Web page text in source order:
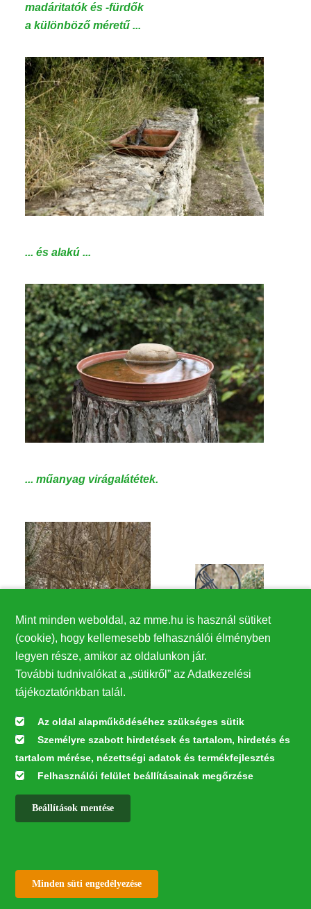
madáritatók és -fürdők
a különböző méretű ...
... és alakú ...
... műanyag virágalátétek.
Az itatónak nem kell
feltétlenül a talajon lennie,
tehetjük fatuskóra,
Mint minden weboldal, az mme.hu is használ sütiket
(cookie), hogy kellemesebb felhasználói élményben
legyen része, amikor az oldalunkon jár.
További tudnivalókat a „sütikről” az Adatkezelési
tájékoztatónkban talál.
Az oldal alapműködéséhez szükséges sütik
Személyre szabott hirdetések és tartalom, hirdetés és
tartalom mérése, nézettségi adatok és termékfejlesztés
Felhasználói felület beállításainak megőrzése
Beállítások mentése
Minden süti engedélyezése